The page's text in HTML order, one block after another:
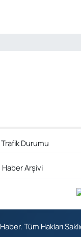
Trafik Durumu
Haber Arşivi
Tüm Hakları